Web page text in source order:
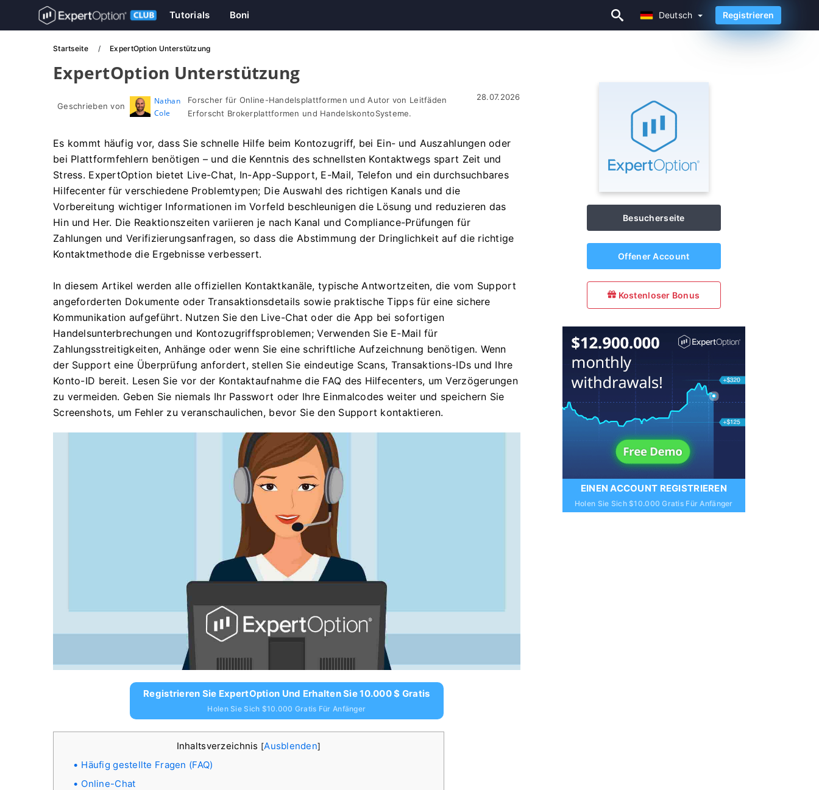
Deutsch
Tutorials Boni Deutsch Registrieren
Startseite ExpertOption Unterstützung
ExpertOption Unterstützung
Geschrieben von
Nathan
Cole
Forscher für Online-Handelsplattformen und Autor von Leitfäden
Erforscht Brokerplattformen und HandelskontoSysteme.
28.07.2026
Es kommt häufig vor, dass Sie schnelle Hilfe beim Kontozugriff, bei Ein- und Auszahlungen oder
bei Plattformfehlern benötigen – und die Kenntnis des schnellsten Kontaktwegs spart Zeit und
Stress. ExpertOption bietet Live-Chat, In-App-Support, E-Mail, Telefon und ein durchsuchbares
Hilfecenter für verschiedene Problemtypen; Die Auswahl des richtigen Kanals und die
Vorbereitung wichtiger Informationen im Vorfeld beschleunigen die Lösung und reduzieren das
Hin und Her. Die Reaktionszeiten variieren je nach Kanal und Compliance-Prüfungen für
Zahlungen und Verifizierungsanfragen, so dass die Abstimmung der Dringlichkeit auf die richtige
Kontaktmethode die Ergebnisse verbessert.
In diesem Artikel werden alle offiziellen Kontaktkanäle, typische Antwortzeiten, die vom Support
angeforderten Dokumente oder Transaktionsdetails sowie praktische Tipps für eine sichere
Kommunikation aufgeführt. Nutzen Sie den Live-Chat oder die App bei sofortigen
Handelsunterbrechungen und Kontozugriffsproblemen; Verwenden Sie E-Mail für
Zahlungsstreitigkeiten, Anhänge oder wenn Sie eine schriftliche Aufzeichnung benötigen. Wenn
der Support eine Überprüfung anfordert, stellen Sie eindeutige Scans, Transaktions-IDs und Ihre
Konto-ID bereit. Lesen Sie vor der Kontaktaufnahme die FAQ des Hilfecenters, um Verzögerungen
zu vermeiden. Geben Sie niemals Ihr Passwort oder Ihre Einmalcodes weiter und speichern Sie
Screenshots, um Fehler zu veranschaulichen, bevor Sie den Support kontaktieren.
Registrieren Sie ExpertOption Und Erhalten Sie 10.000 $ Gratis
Holen Sie Sich $10.000 Gratis Für Anfänger
Inhaltsverzeichnis [Ausblenden]
Häufig gestellte Fragen (FAQ)
Online-Chat
Besucherseite
Offener Account
Kostenloser Bonus
EINEN ACCOUNT REGISTRIEREN
Holen Sie Sich $10.000 Gratis Für Anfänger